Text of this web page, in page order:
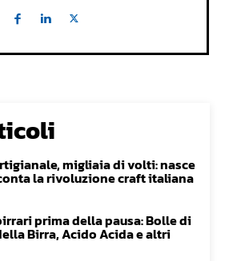
migliaia di volti: nasce
la rivoluzione craft italiana
prima della pausa: Bolle di
Birra, Acido Acida e altri